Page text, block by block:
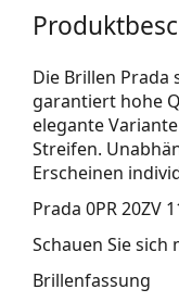
Die Brillen Prada
garantiert hohe
elegante
Streifen.
Erscheinen
Prada 0PR 20ZV
Schauen Sie
Brillenfassung